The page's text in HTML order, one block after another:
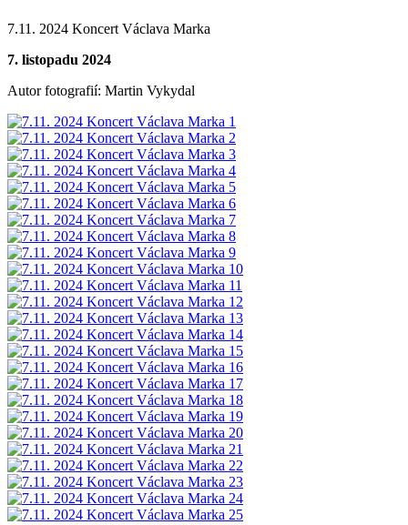
7.11. 2024 Koncert Václava Marka
7. listopadu 2024
Autor fotografií: Martin Vykydal